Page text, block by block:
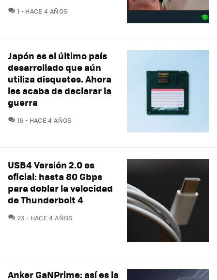
1 COMENTARIOS
HACE 4 AÑOS
Japón es el último país
desarrollado que aún
utiliza disquetes. Ahora
les acaba de declarar la
guerra
16 COMENTARIOS
HACE 4 AÑOS
USB4 Versión 2.0 es
oficial: hasta 80 Gbps
para doblar la velocidad
de Thunderbolt 4
23 COMENTARIOS
HACE 4 AÑOS
Anker GaNPrime: así es la